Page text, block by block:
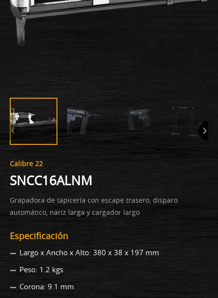
Calibre 22
SNCC16ALNM
Grapadora de tapicería con escape trasero, disparo
automático, nariz larga y cargador largo
Especificación
Largo x Ancho x Alto: 380 x 38 x 197 mm
Peso: 1.2 kgs
Corona: 9.1 mm